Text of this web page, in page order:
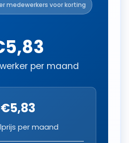
medewerkers voor korting
per maand
€5,83
per maand